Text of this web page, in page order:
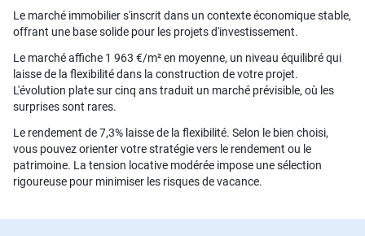
Le marché immobilier s'inscrit dans un contexte économique stable,
offrant une base solide pour les projets d'investissement.
Le marché affiche 1 963 €/m² en moyenne, un niveau équilibré qui
laisse de la flexibilité dans la construction de votre projet.
L'évolution plate sur cinq ans traduit un marché prévisible, où les
surprises sont rares.
Le rendement de 7,3% laisse de la flexibilité. Selon le bien choisi,
vous pouvez orienter votre stratégie vers le rendement ou le
patrimoine. La tension locative modérée impose une sélection
rigoureuse pour minimiser les risques de vacance.